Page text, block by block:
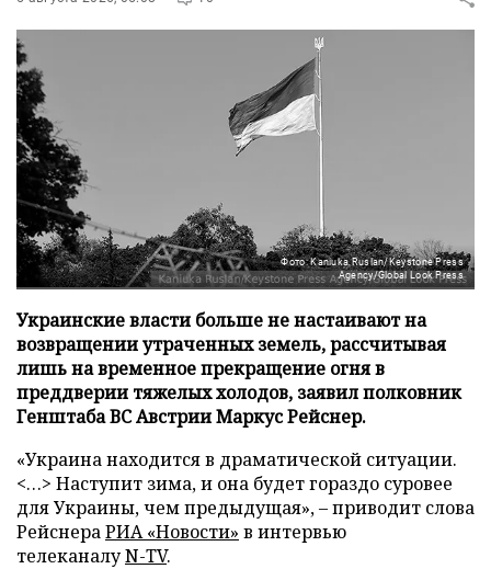
Фото: Kaniuka Ruslan/Keystone Press
Agency/Global Look Press
Украинские власти больше не настаивают на
возвращении утраченных земель, рассчитывая
лишь на временное прекращение огня в
преддверии тяжелых холодов, заявил полковник
Генштаба ВС Австрии Маркус Рейснер.
«Украина находится в драматической ситуации.
<…> Наступит зима, и она будет гораздо суровее
для Украины, чем предыдущая», – приводит слова
РейснераРИА «Новости» в интервью
телеканалуN-TV.